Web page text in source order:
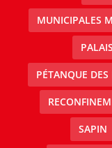
MUNICIPALES
PÉTANQUE
SAPIN